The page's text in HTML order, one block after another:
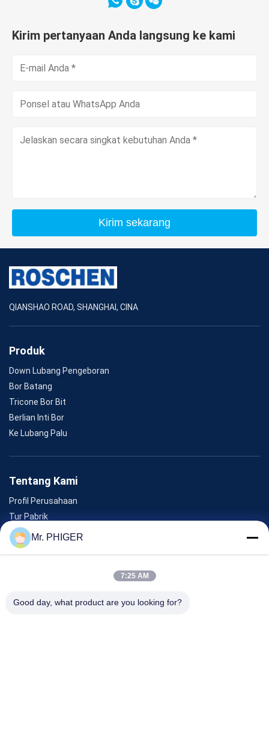
Kirim pertanyaan Anda langsung ke kami
Kirim sekarang
QIANSHAO ROAD, SHANGHAI, CINA
Produk
Down Lubang Pengeboran
Bor Batang
Tricone Bor Bit
Berlian Inti Bor
Ke Lubang Palu
Tentang Kami
Profil Perusahaan
Tur Pabrik
Kontrol Kualitas
Sitemap
Mr. PHIGER
7:25 AM
Good day, what product are you looking for?